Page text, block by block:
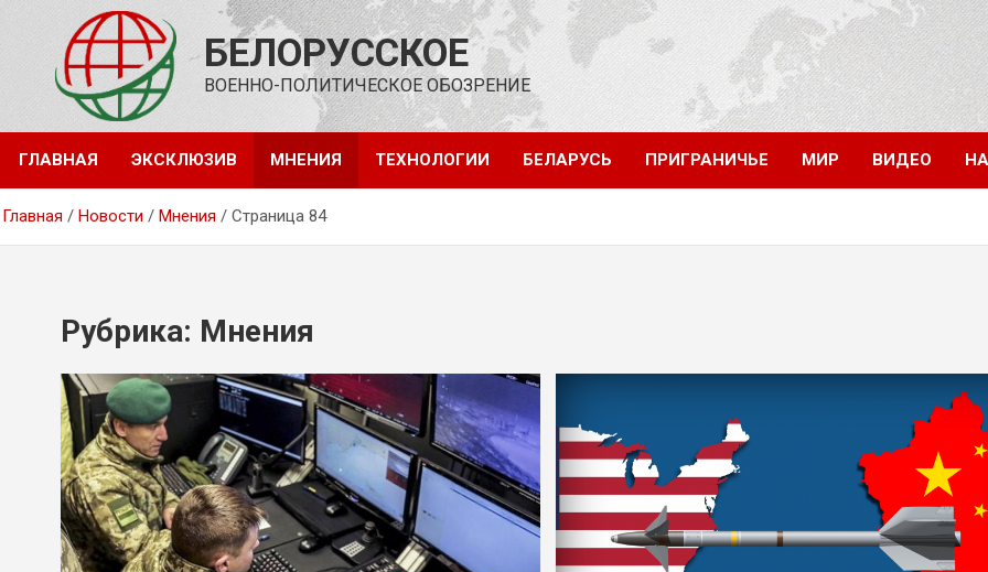
содержимому
БЕЛОРУССКОЕ
ВОЕННО-ПОЛИТИЧЕСКОЕ ОБОЗРЕНИЕ
ГЛАВНАЯ ЭКСКЛЮЗИВ МНЕНИЯ ТЕХНОЛОГИИ БЕЛАРУСЬ ПРИГРАНИЧЬЕ МИР ВИДЕО
Главная Новости Мнения Страница 84
Рубрика: Мнения